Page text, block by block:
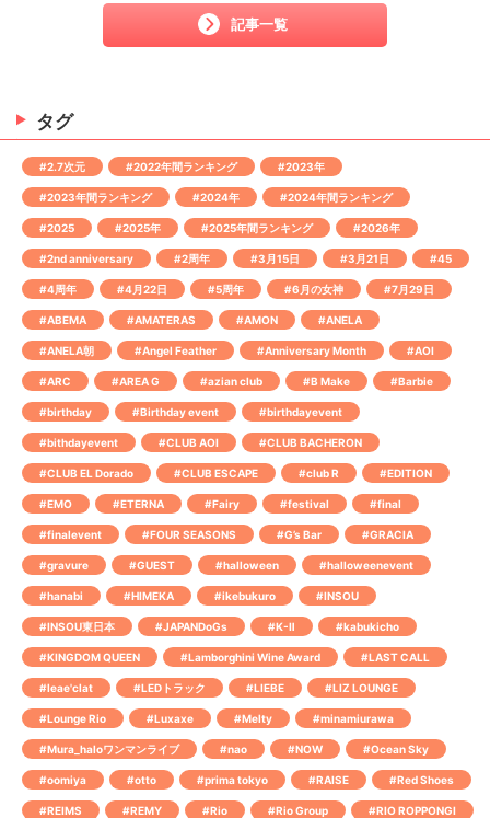
記事一覧
タグ
#2.7次元 #2022年間ランキング #2023年
#2023年間ランキング #2024年 #2024年間ランキング
#2025 #2025年 #2025年間ランキング #2026年
#2nd anniversary #2周年 #3月15日 #3月21日 #45
#4周年 #4月22日 #5周年 #6月の女神 #7月29日
#ABEMA #AMATERAS #AMON #ANELA
#ANELA朝 #Angel Feather #Anniversary Month #AOI
#ARC #AREA G #azian club #B Make #Barbie
#birthday #Birthday event #birthdayevent
#bithdayevent #CLUB AOI #CLUB BACHERON
#CLUB EL Dorado #CLUB ESCAPE #club R #EDITION
#EMO #ETERNA #Fairy #festival #final
#finalevent #FOUR SEASONS #G’s Bar #GRACIA
#gravure #GUEST #halloween #halloweenevent
#hanabi #HIMEKA #ikebukuro #INSOU
#INSOU東日本 #JAPANDoGs #K-Ⅱ #kabukicho
#KINGDOM QUEEN #Lamborghini Wine Award #LAST CALL
#leae'clat #LEDトラック #LIEBE #LIZ LOUNGE
#Lounge Rio #Luxaxe #Melty #minamiurawa
#Mura_haloワンマンライブ #nao #NOW #Ocean Sky
#oomiya #otto #prima tokyo #RAISE #Red Shoes
#REIMS #REMY #Rio #Rio Group #RIO ROPPONGI